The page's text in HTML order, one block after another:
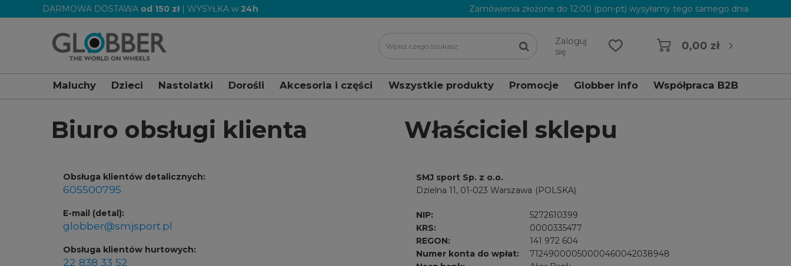
DARMOWA DOSTAWA od 150 zł| WYSYŁKA w 24h Zamówienia złożone do 12:00 (pon-pt) wysyłamy tego samego dnia
Zaloguj
się
0,00 zł
Maluchy Dzieci Nastolatki Dorośli Akcesoria i części Wszystkie produkty Promocje Globber info Współpraca B2B
Biuro obsługi klienta
Obsługa klientów detalicznych:
605500795
E-mail (detal):
globber@smjsport.pl
Obsługa klientów hurtowych:
22 838 33 52
Właściciel sklepu
SMJ sport Sp. z o.o.
Dzielna 11, 01-023 Warszawa (POLSKA)
NIP:
5272610399
KRS:
0000335477
REGON:
141 972 604
Numer konta do wpłat:
71249000050000460042038948